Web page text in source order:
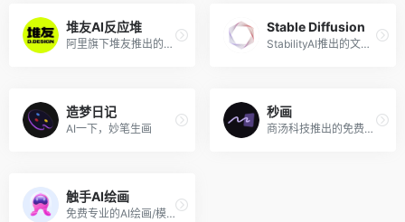
堆友AI反应堆
阿里旗下堆友推出的多风格AI绘画生成器
Stable Diffusion
StabilityAI推出的文本到图像生成AI
造梦日记
AI一下，妙笔生画
秒画
商汤科技推出的免费AI作画和图片生成平台
触手AI绘画
免费专业的AI绘画/模型/分享平台